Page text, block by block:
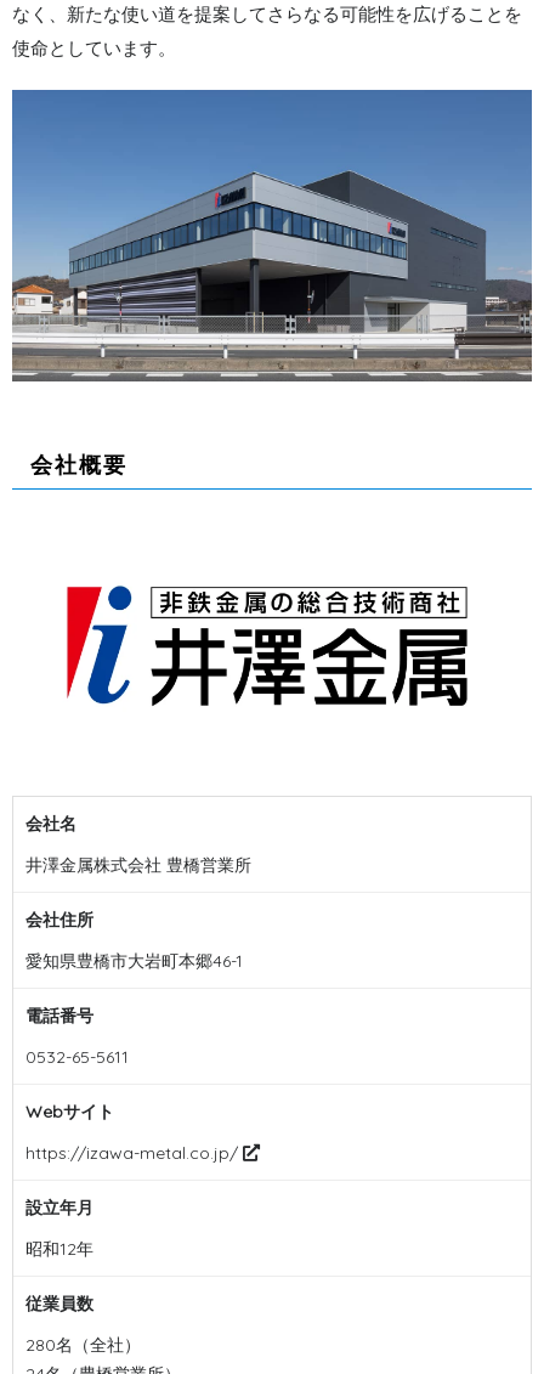
なく、新たな使い道を提案してさらなる可能性を広げることを
使命としています。
会社概要
会社名
井澤金属株式会社 豊橋営業所
会社住所
愛知県豊橋市大岩町本郷46-1
電話番号
0532-65-5611
Webサイト
https://izawa-metal.co.jp/
設立年月
昭和12年
従業員数
280名（全社）